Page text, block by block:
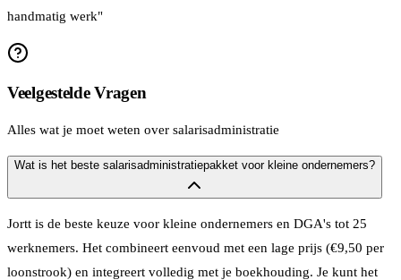
handmatig werk"
Veelgestelde Vragen
Alles wat je moet weten over salarisadministratie
Wat is het beste salarisadministratiepakket voor kleine ondernemers?
Jortt is de beste keuze voor kleine ondernemers en DGA's tot 25
werknemers. Het combineert eenvoud met een lage prijs (€9,50 per
loonstrook) en integreert volledig met je boekhouding. Je kunt het